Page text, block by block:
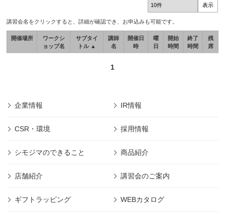
講習会名をクリックすると、詳細が確認でき、お申込みも可能です。
開催場所
ワークシ
ョップ名
サブタイ
トル ▲
講師
名
開催日
時
曜
日
開始
時間
終了
時間
残
席
1
企業情報 IR情報
CSR・環境 採用情報
シモジマのできること 商品紹介
店舗紹介 講習会のご案内
ギフトラッピング WEBカタログ